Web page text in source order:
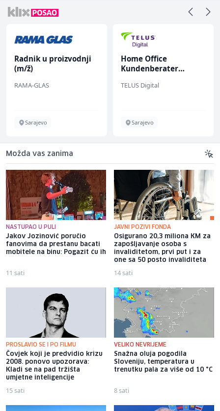
Radnik u proizvodnji
(m/ž)
RAMA-GLAS
Sarajevo
Home Office
Kundenberater
TELUS Digital
Sarajevo
Možda vas zanima
NASTUPAO U PULI
Jakov Jozinović poručio
fanovima da prestanu bacati
mobitele na binu: Pogazit ću ih
11 sati
JAVNI POZIVI FONDA
Osigurano 20,3 miliona KM za
zapošljavanje osoba s
invaliditetom, prvi put i za
one sa 50 posto invaliditeta
14 sati
PROSLAVIO SE I PO FILMU
Čovjek koji je predvidio krizu
2008. ponovo upozorava:
Kladi se na pad tržišta
umjetne inteligencije
15 sati
VELIKO NEVRIJEME
Snažna oluja pogodila
Sloveniju, temperatura u
trenutku pala za više od 10 °C
8 sati